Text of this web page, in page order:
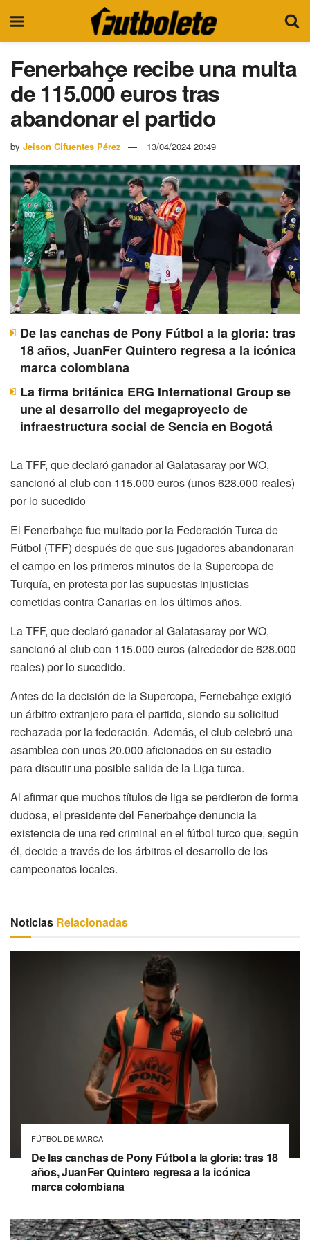
Fenerbahçe recibe una multa
de 115.000 euros tras
abandonar el partido
by Jeison Cifuentes Pérez 13/04/2024 20:49
De las canchas de Pony Fútbol a la gloria: tras
18 años, JuanFer Quintero regresa a la icónica
marca colombiana
La firma británica ERG International Group se
une al desarrollo del megaproyecto de
infraestructura social de Sencia en Bogotá
La TFF, que declaró ganador al Galatasaray por WO,
sancionó al club con 115.000 euros (unos 628.000 reales)
por lo sucedido
El Fenerbahçe fue multado por la Federación Turca de
Fútbol (TFF) después de que sus jugadores abandonaran
el campo en los primeros minutos de la Supercopa de
Turquía, en protesta por las supuestas injusticias
cometidas contra Canarias en los últimos años.
La TFF, que declaró ganador al Galatasaray por WO,
sancionó al club con 115.000 euros (alrededor de 628.000
reales) por lo sucedido.
Antes de la decisión de la Supercopa, Fernebahçe exigió
un árbitro extranjero para el partido, siendo su solicitud
rechazada por la federación. Además, el club celebró una
asamblea con unos 20.000 aficionados en su estadio
para discutir una posible salida de la Liga turca.
Al afirmar que muchos títulos de liga se perdieron de forma
dudosa, el presidente del Fenerbahçe denuncia la
existencia de una red criminal en el fútbol turco que, según
él, decide a través de los árbitros el desarrollo de los
campeonatos locales.
Noticias Relacionadas
FÚTBOL DE MARCA
De las canchas de Pony Fútbol a la gloria: tras 18
años, JuanFer Quintero regresa a la icónica
marca colombiana